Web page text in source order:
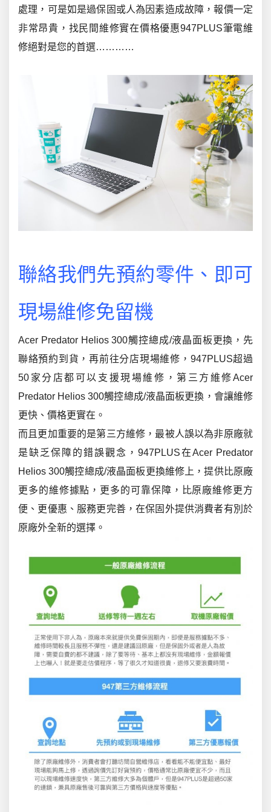
處理，可是如是過保固或人為因素造成故障，報價一定
非常昂貴，找民間維修實在價格優惠947PLUS筆電維
修絕對是您的首選…………
聯絡我們先預約零件、即可
現場維修免留機
Acer Predator Helios 300觸控總成/液晶面板更換，先
聯絡預約到貨，再前往分店現場維修，947PLUS超過
50家分店都可以支援現場維修，第三方維修Acer
Predator Helios 300觸控總成/液晶面板更換，會讓維修
更快、價格更實在。
而且更加重要的是第三方維修，最被人誤以為非原廠就
是缺乏保障的錯誤觀念，947PLUS在Acer Predator
Helios 300觸控總成/液晶面板更換維修上，提供比原廠
更多的維修據點，更多的可靠保障，比原廠維修更方
便、更優惠、服務更完善，在保固外提供消費者有別於
原廠外全新的選擇。